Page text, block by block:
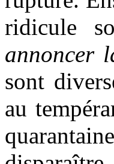
ridicule
annoncer
sont
au